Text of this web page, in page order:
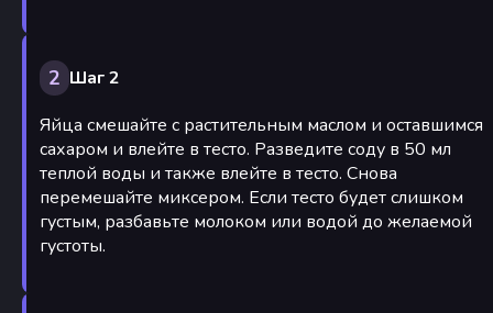
2 Шаг 2
Яйца смешайте с растительным маслом и оставшимся
сахаром и влейте в тесто. Разведите соду в 50 мл
теплой воды и также влейте в тесто. Снова
перемешайте миксером. Если тесто будет слишком
густым, разбавьте молоком или водой до желаемой
густоты.